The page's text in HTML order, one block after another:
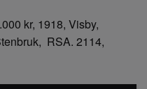
kr, 1918, Visby,
RSA. 2114,